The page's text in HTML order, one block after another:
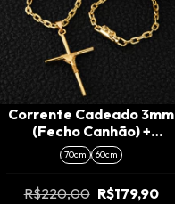
Corrente Cadeado 3mm
(Fecho Canhão) +
Pingente Cruz
Amarrada (M)
70cm 60cm
R$220,00 R$179,90